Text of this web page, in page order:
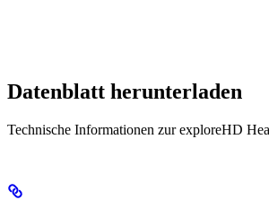
Datenblatt herunterladen
Technische Informationen zur exploreHD